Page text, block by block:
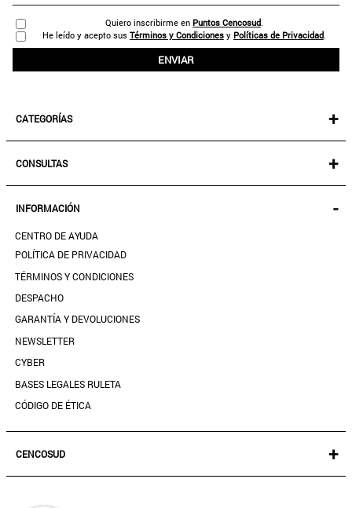
Quiero inscribirme en Puntos Cencosud.
He leído y acepto sus Términos y Condiciones y Políticas de Privacidad.
ENVIAR
CATEGORÍAS +
MUJER
ACCESORIOS
CALZADO
SALE
CONSULTAS +
SEGUIR MI PEDIDO
DESCARGA TU BOLETA AQUÍ
MIS FAVORITOS
GUÍA DE TALLAS
CONTACTANOS
TIENDAS
PREGUNTAS FRECUENTES
INFORMACIÓN -
CENTRO DE AYUDA
POLÍTICA DE PRIVACIDAD
TÉRMINOS Y CONDICIONES
DESPACHO
GARANTÍA Y DEVOLUCIONES
NEWSLETTER
CYBER
BASES LEGALES RULETA
CÓDIGO DE ÉTICA
CENCOSUD +
SEGURO CENCOSUD